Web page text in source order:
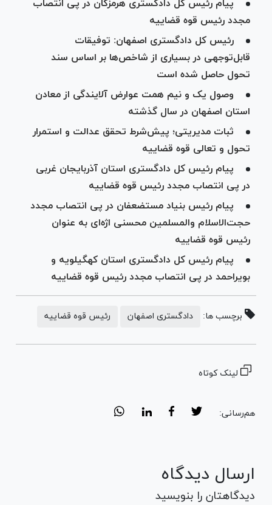
پیام رئیس کل دادگستری هرمزگان در پی انتصاب
مجدد رئیس قوه قضاییه
رئیس کل دادگستری اصفهان: توفیقات
قابل‌توجهی در بسیاری از شاخص‌ها بر اساس سند
تحول حاصل شده است
وصول یک و نیم همت عوارض آلایندگی از معادن
استان اصفهان در سال گذشته
ثبات مدیریتی؛ پیش‌شرط تحقق عدالت و استمرار
تحول و تعالی قوه قضاییه
پیام رئیس کل دادگستری استان آذربایجان غربی
در پی انتصاب مجدد رئیس قوه قضاییه
پیام رئیس بنیاد مستضعفان در پی انتصاب مجدد
حجت‌الاسلام والمسلمین محسنی اژه‌ای به عنوان
رئیس قوه قضاییه
پیام رئیس کل دادگستری استان کهگیلویه و
بویراحمد در پی انتصاب مجدد رئیس قوه قضاییه
برچسب ها: دادگستری اصفهان رئیس قوه قضاییه
لینک کوتاه
هم‌رسانی:
ارسال دیدگاه
دیدگاهتان را بنویسید